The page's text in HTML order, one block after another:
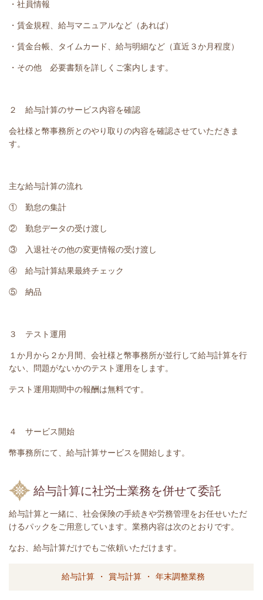
・社員情報
・賃金規程、給与マニュアルなど（あれば）
・賃金台帳、タイムカード、給与明細など（直近３か月程度）
・その他 必要書類を詳しくご案内します。
２ 給与計算のサービス内容を確認
会社様と幣事務所とのやり取りの内容を確認させていただきま
す。
主な給与計算の流れ
① 勤怠の集計
② 勤怠データの受け渡し
③ 入退社その他の変更情報の受け渡し
④ 給与計算結果最終チェック
⑤ 納品
３ テスト運用
１か月から２か月間、会社様と幣事務所が並行して給与計算を行
ない、問題がないかのテスト運用をします。
テスト運用期間中の報酬は無料です。
４ サービス開始
幣事務所にて、給与計算サービスを開始します。
給与計算に社労士業務を併せて委託
給与計算と一緒に、社会保険の手続きや労務管理をお任せいただ
けるパックをご用意しています。業務内容は次のとおりです。
なお、給与計算だけでもご依頼いただけます。
給与計算 ・ 賞与計算 ・ 年末調整業務